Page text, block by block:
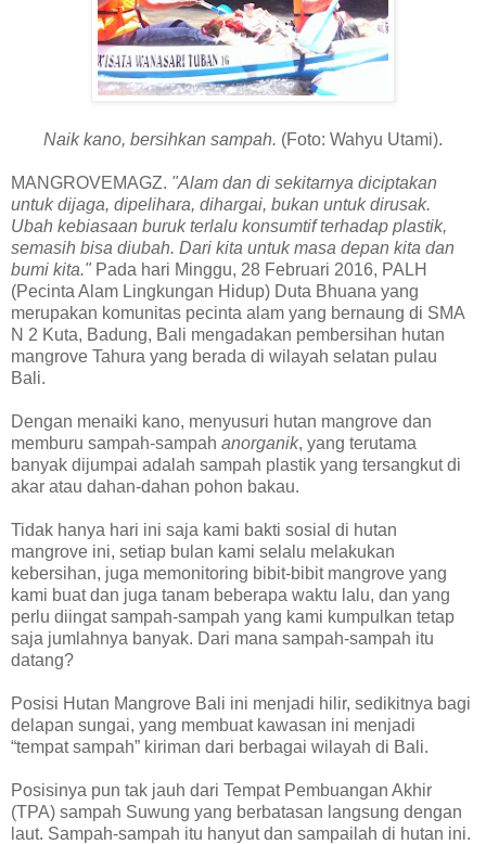
Naik kano, bersihkan sampah. (Foto: Wahyu Utami).
MANGROVEMAGZ. "Alam dan di sekitarnya diciptakan
untuk dijaga, dipelihara, dihargai, bukan untuk dirusak.
Ubah kebiasaan buruk terlalu konsumtif terhadap plastik,
semasih bisa diubah. Dari kita untuk masa depan kita dan
bumi kita." Pada hari Minggu, 28 Februari 2016, PALH
(Pecinta Alam Lingkungan Hidup) Duta Bhuana yang
merupakan komunitas pecinta alam yang bernaung di SMA
N 2 Kuta, Badung, Bali mengadakan pembersihan hutan
mangrove Tahura yang berada di wilayah selatan pulau
Bali.
Dengan menaiki kano, menyusuri hutan mangrove dan
memburu sampah-sampah anorganik, yang terutama
banyak dijumpai adalah sampah plastik yang tersangkut di
akar atau dahan-dahan pohon bakau.
Tidak hanya hari ini saja kami bakti sosial di hutan
mangrove ini, setiap bulan kami selalu melakukan
kebersihan, juga memonitoring bibit-bibit mangrove yang
kami buat dan juga tanam beberapa waktu lalu, dan yang
perlu diingat sampah-sampah yang kami kumpulkan tetap
saja jumlahnya banyak. Dari mana sampah-sampah itu
datang?
Posisi Hutan Mangrove Bali ini menjadi hilir, sedikitnya bagi
delapan sungai, yang membuat kawasan ini menjadi
“tempat sampah” kiriman dari berbagai wilayah di Bali.
Posisinya pun tak jauh dari Tempat Pembuangan Akhir
(TPA) sampah Suwung yang berbatasan langsung dengan
laut. Sampah-sampah itu hanyut dan sampailah di hutan ini.